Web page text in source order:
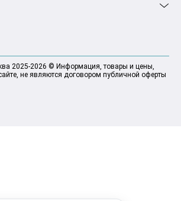
2025-2026 © Информация, товары и цены,
не являются договором публичной оферты